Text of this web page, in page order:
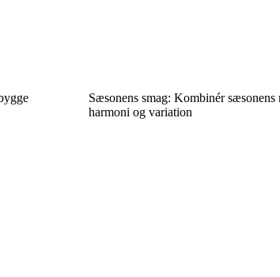
Sæsonens smag: Kombinér sæsonens
harmoni og variation